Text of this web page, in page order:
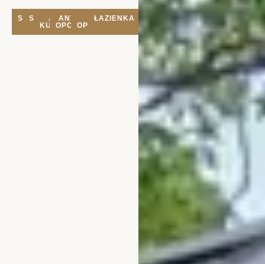
SYPIALNIA
1
SYPIALNIA
2
ANEKS
KUCHENNY
ANTRESOLA
OPCJONALNA
TARAS
OPCJONALNY
ŁAZIENKA